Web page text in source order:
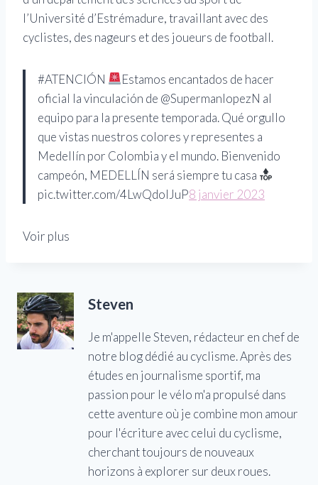
l’Université d’Estrémadure, travaillant avec des
cyclistes, des nageurs et des joueurs de football.
#ATENCIÓN
Estamos encantados de hacer
oficial la vinculación de @SupermanlopezN al
equipo para la presente temporada. Qué orgullo
que vistas nuestros colores y representes a
Medellín por Colombia y el mundo. Bienvenido
campeón, MEDELLÍN será siempre tu casa
pic.twitter.com/4LwQdoIJuP8 janvier 2023
Voir plus
Steven
Je m'appelle Steven, rédacteur en chef de
notre blog dédié au cyclisme. Après des
études en journalisme sportif, ma
passion pour le vélo m'a propulsé dans
cette aventure où je combine mon amour
pour l'écriture avec celui du cyclisme,
cherchant toujours de nouveaux
horizons à explorer sur deux roues.